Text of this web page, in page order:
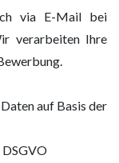
via E-Mail bei
verarbeiten Ihre
auf Basis der